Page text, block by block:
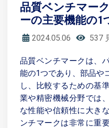
品質ベンチマー
ーの主要機能の1
2024.05.06 537
品質ベンチマークは、
能の1つであり、部品や
し、比較するための基
業や精密機械分野では
な性能や信頼性に大き
ンチマークは非常に重